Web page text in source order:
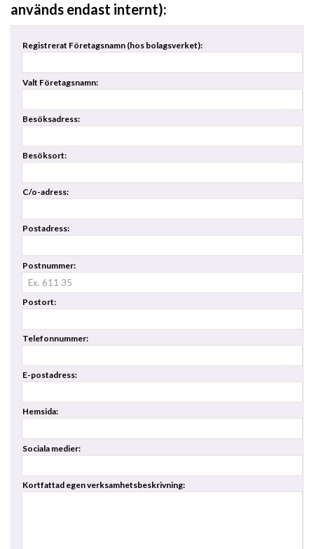
används endast internt):
Registrerat Företagsnamn (hos bolagsverket):
Valt Företagsnamn:
Besöksadress:
Besöksort:
C/o-adress:
Postadress:
Postnummer:
Postort:
Telefonnummer:
E-postadress:
Hemsida:
Sociala medier:
Kortfattad egen verksamhetsbeskrivning: